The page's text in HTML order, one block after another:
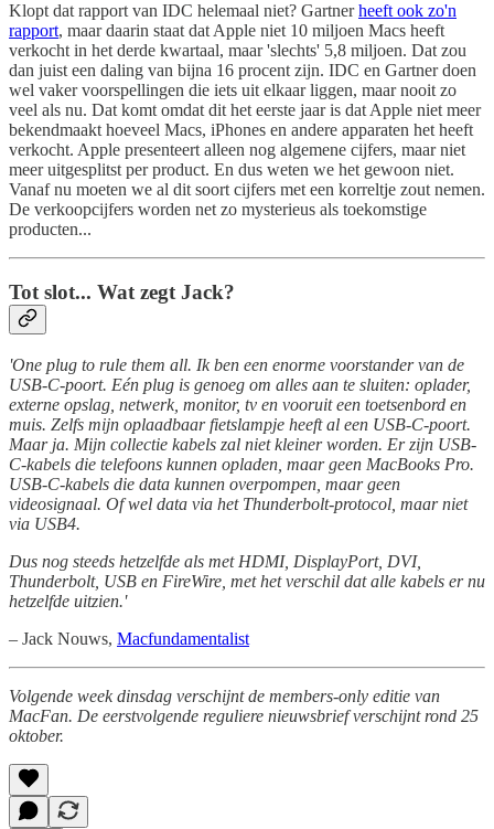
Klopt dat rapport van IDC helemaal niet? Gartnerheeft ook zo'n
rapport, maar daarin staat dat Apple niet 10 miljoen Macs heeft
verkocht in het derde kwartaal, maar 'slechts' 5,8 miljoen. Dat zou
dan juist een daling van bijna 16 procent zijn. IDC en Gartner doen
wel vaker voorspellingen die iets uit elkaar liggen, maar nooit zo
veel als nu. Dat komt omdat dit het eerste jaar is dat Apple niet meer
bekendmaakt hoeveel Macs, iPhones en andere apparaten het heeft
verkocht. Apple presenteert alleen nog algemene cijfers, maar niet
meer uitgesplitst per product. En dus weten we het gewoon niet.
Vanaf nu moeten we al dit soort cijfers met een korreltje zout nemen.
De verkoopcijfers worden net zo mysterieus als toekomstige
producten...
Tot slot... Wat zegt Jack?
'One plug to rule them all. Ik ben een enorme voorstander van de
USB-C-poort. Eén plug is genoeg om alles aan te sluiten: oplader,
externe opslag, netwerk, monitor, tv en vooruit een toetsenbord en
muis. Zelfs mijn oplaadbaar fietslampje heeft al een USB-C-poort.
Maar ja. Mijn collectie kabels zal niet kleiner worden. Er zijn USB-
C-kabels die telefoons kunnen opladen, maar geen MacBooks Pro.
USB-C-kabels die data kunnen overpompen, maar geen
videosignaal. Of wel data via het Thunderbolt-protocol, maar niet
via USB4.
Dus nog steeds hetzelfde als met HDMI, DisplayPort, DVI,
Thunderbolt, USB en FireWire, met het verschil dat alle kabels er nu
hetzelfde uitzien.'
– Jack Nouws, Macfundamentalist
Volgende week dinsdag verschijnt de members-only editie van
MacFan. De eerstvolgende reguliere nieuwsbrief verschijnt rond 25
oktober.